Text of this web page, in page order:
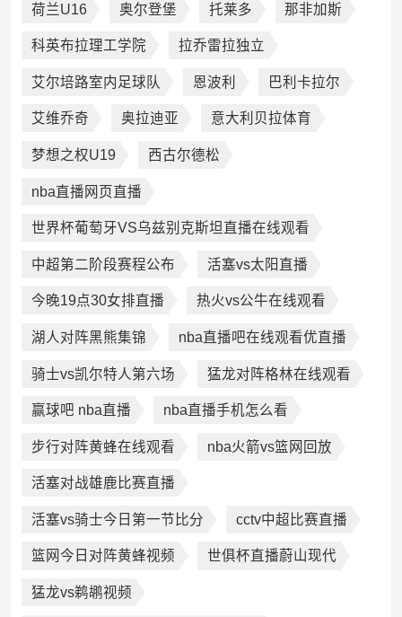
荷兰U16 奥尔登堡 托莱多 那非加斯
科英布拉理工学院 拉乔雷拉独立
艾尔培路室内足球队 恩波利 巴利卡拉尔
艾维乔奇 奥拉迪亚 意大利贝拉体育
梦想之权U19 西古尔德松
nba直播网页直播
世界杯葡萄牙VS乌兹别克斯坦直播在线观看
中超第二阶段赛程公布 活塞vs太阳直播
今晚19点30女排直播 热火vs公牛在线观看
湖人对阵黑熊集锦 nba直播吧在线观看优直播
骑士vs凯尔特人第六场 猛龙对阵格林在线观看
赢球吧 nba直播 nba直播手机怎么看
步行对阵黄蜂在线观看 nba火箭vs篮网回放
活塞对战雄鹿比赛直播
活塞vs骑士今日第一节比分 cctv中超比赛直播
篮网今日对阵黄蜂视频 世俱杯直播蔚山现代
猛龙vs鹈鹕视频